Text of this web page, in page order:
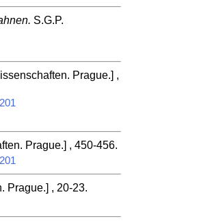
S.G.P.
Prague.] ,
201
Prague.] , 450-456.
201
Prague.] , 20-23.